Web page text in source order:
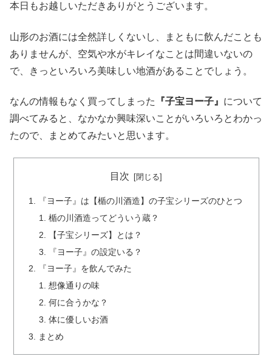
本日もお越しいただきありがとうございます。
山形のお酒には全然詳しくないし、まともに飲んだことも
ありませんが、空気や水がキレイなことは間違いないの
で、きっといろいろ美味しい地酒があることでしょう。
なんの情報もなく買ってしまった 『子宝ヨー子』 について
調べてみると、なかなか興味深いことがいろいろとわかっ
たので、まとめてみたいと思います。
目次
『ヨー子』は【楯の川酒造】の子宝シリーズのひとつ
楯の川酒造ってどういう蔵？
【子宝シリーズ】とは？
『ヨー子』の設定いる？
『ヨー子』を飲んでみた
想像通りの味
何に合うかな？
体に優しいお酒
まとめ